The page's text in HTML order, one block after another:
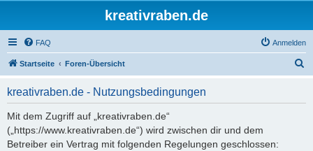
kreativraben.de
FAQ Anmelden
Startseite Foren-Übersicht
kreativraben.de - Nutzungsbedingungen
Mit dem Zugriff auf „kreativraben.de“
(„https://www.kreativraben.de“) wird zwischen dir und dem
Betreiber ein Vertrag mit folgenden Regelungen geschlossen: